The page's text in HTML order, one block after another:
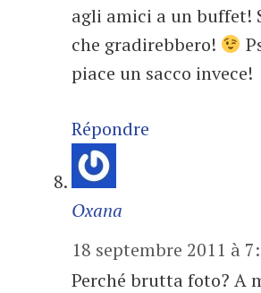
agli amici a un buffet!
che gradirebbero!
piace un sacco invece!
Répondre
Oxana
18 septembre 2011 à
Perché brutta foto? A